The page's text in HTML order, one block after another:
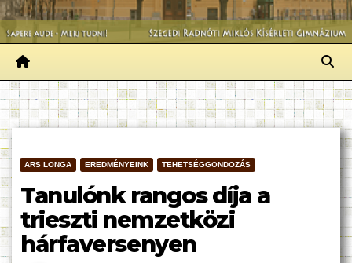
ARS LONGA EREDMÉNYEINK TEHETSÉGGONDOZÁS
Tanulónk rangos díja a
trieszti nemzetközi
hárfaversenyen